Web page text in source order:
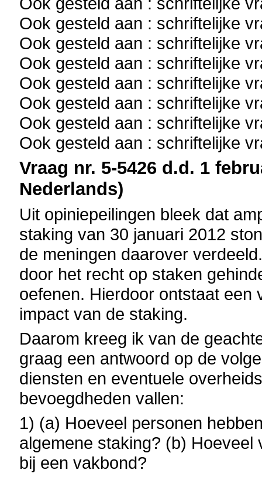
Ook gesteld aan : schriftelijke
Ook gesteld aan : schriftelijke
Ook gesteld aan : schriftelijke
Ook gesteld aan : schriftelijke
Ook gesteld aan : schriftelijke
Ook gesteld aan : schriftelijke
Ook gesteld aan : schriftelijke
Vraag nr. 5-5426 d.d. 1
Nederlands)
Uit opiniepeilingen bleek dat
staking van 30 januari 2012
de meningen daarover
door het recht op staken
oefenen. Hierdoor ontstaat een
impact van de staking.
Daarom kreeg ik van de
graag een antwoord op de
diensten en eventuele
bevoegdheden vallen:
1) (a) Hoeveel personen
algemene staking? (b)
bij een vakbond?